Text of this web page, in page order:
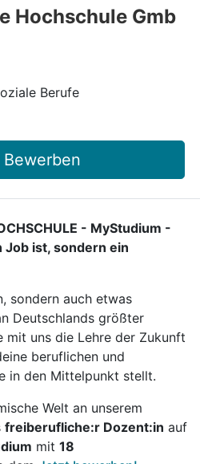
Hochschule Gmb
Berufe
- MyStudium -
Job ist, sondern ein
sondern auch etwas
Deutschlands größter
mit uns die Lehre der Zukunft
beruflichen und
in den Mittelpunkt stellt.
Welt an unserem
freiberufliche:r Dozent:in auf
mit 18